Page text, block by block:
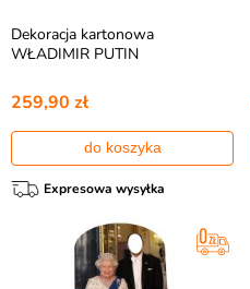
Dekoracja kartonowa
WŁADIMIR PUTIN
259,90 zł
do koszyka
Expresowa wysyłka